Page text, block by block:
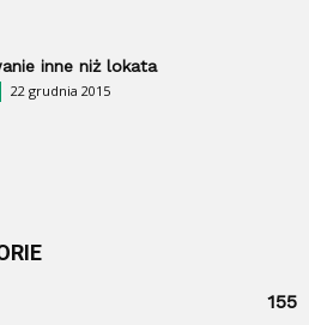
inne niż lokata
22 grudnia 2015
155